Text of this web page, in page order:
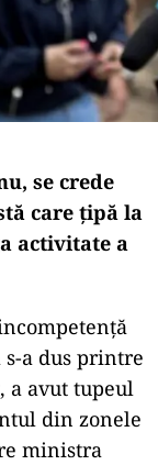
se crede
care țipă la
activitate a
a dus printre
a avut tupeul
din zonele
ministra